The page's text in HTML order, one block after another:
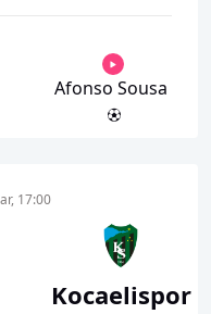
Afonso Sousa
17:00
Kocaelispor